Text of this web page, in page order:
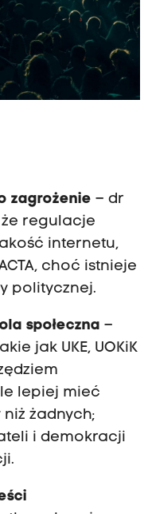
zagrożenie – dr
że regulacje
internetu,
choć istnieje
politycznej.
społeczna –
jak UKE, UOKiK
lepiej mieć
żadnych;
i demokracji